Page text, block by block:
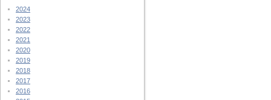
2024
2023
2022
2021
2020
2019
2018
2017
2016